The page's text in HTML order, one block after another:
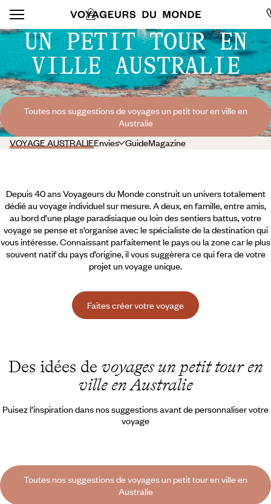
UN PETIT TOUR EN
VILLE AUSTRALIE
Toutes nos suggestions de voyages un petit tour en ville en
Australie
VOYAGE AUSTRALIEEnvies GuideMagazine
Depuis 40 ans Voyageurs du Monde construit un univers totalement
dédié au voyage individuel sur mesure. A deux, en famille, entre amis,
au bord d’une plage paradisiaque ou loin des sentiers battus, votre
voyage se pense et s’organise avec le spécialiste de la destination qui
vous intéresse. Connaissant parfaitement le pays ou la zone car le plus
souvent natif du pays d’origine, il vous suggèrera ce qui fera de votre
projet un voyage unique.
Faites créer votre voyage
Des idées de voyages un petit tour en
ville en Australie
Puisez l’inspiration dans nos suggestions avant de personnaliser votre
voyage
Toutes nos suggestions de voyages un petit tour en ville en
Australie